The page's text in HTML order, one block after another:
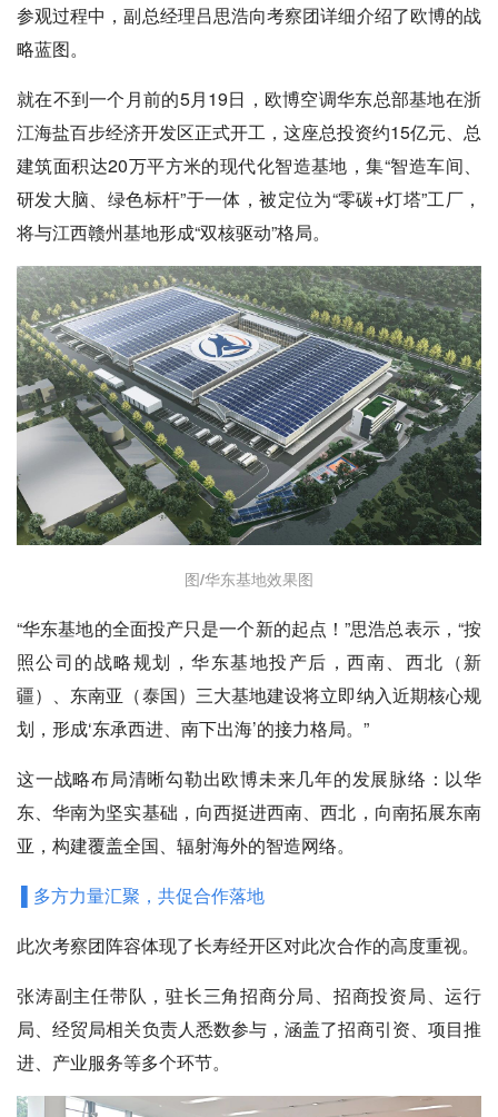
参观过程中，副总经理吕思浩向考察团详细介绍了欧博的战
略蓝图。
就在不到一个月前的5月19日，欧博空调华东总部基地在浙
江海盐百步经济开发区正式开工，这座总投资约15亿元、总
建筑面积达20万平方米的现代化智造基地，集“智造车间、
研发大脑、绿色标杆”于一体，被定位为“零碳+灯塔”工厂，
将与江西赣州基地形成“双核驱动”格局。
图/华东基地效果图
“华东基地的全面投产只是一个新的起点！”思浩总表示，“按
照公司的战略规划，华东基地投产后，西南、西北（新
疆）、东南亚（泰国）三大基地建设将立即纳入近期核心规
划，形成‘东承西进、南下出海’的接力格局。”
这一战略布局清晰勾勒出欧博未来几年的发展脉络：以华
东、华南为坚实基础，向西挺进西南、西北，向南拓展东南
亚，构建覆盖全国、辐射海外的智造网络。
▌多方力量汇聚，共促合作落地
此次考察团阵容体现了长寿经开区对此次合作的高度重视。
张涛副主任带队，驻长三角招商分局、招商投资局、运行
局、经贸局相关负责人悉数参与，涵盖了招商引资、项目推
进、产业服务等多个环节。